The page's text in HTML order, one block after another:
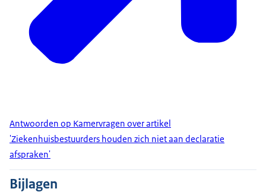
Antwoorden op Kamervragen over artikel
'Ziekenhuisbestuurders houden zich niet aan declaratie
afspraken'
Bijlagen